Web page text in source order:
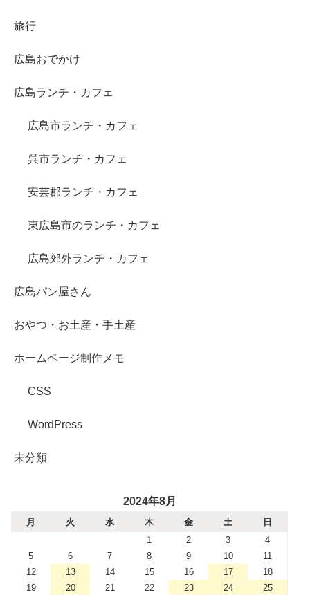
旅行
広島おでかけ
広島ランチ・カフェ
広島市ランチ・カフェ
呉市ランチ・カフェ
安芸郡ランチ・カフェ
東広島市のランチ・カフェ
広島郊外ランチ・カフェ
広島パン屋さん
おやつ・お土産・手土産
ホームページ制作メモ
CSS
WordPress
未分類
2024年8月
月 火 水 木 金 土
日
1
2 3
4
5
6 7 8 9 10
11
12
13 14 15 16 17
18
19
20 21 22 23 24
25